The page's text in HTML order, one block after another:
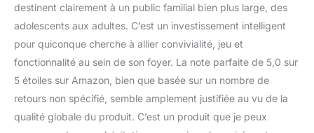
destinent clairement à un public familial bien plus large, des
adolescents aux adultes. C’est un investissement intelligent
pour quiconque cherche à allier convivialité, jeu et
fonctionnalité au sein de son foyer. La note parfaite de 5,0 sur
5 étoiles sur Amazon, bien que basée sur un nombre de
retours non spécifié, semble amplement justifiée au vu de la
qualité globale du produit. C’est un produit que je peux